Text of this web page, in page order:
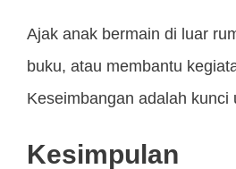
Ajak anak bermain di luar
buku, atau membantu
Keseimbangan adalah kunci
Kesimpulan